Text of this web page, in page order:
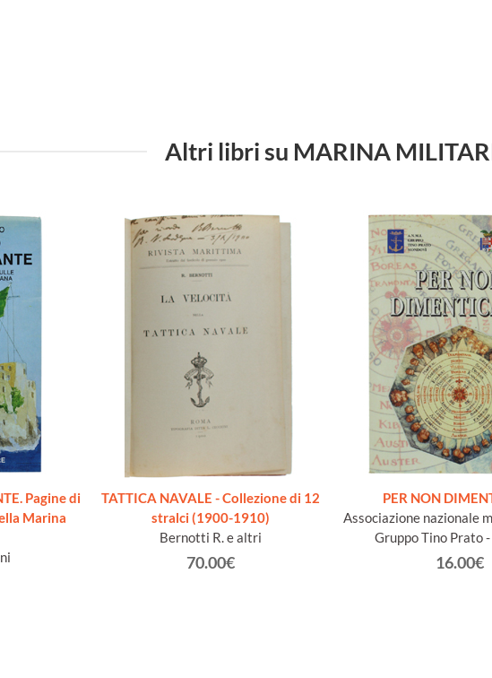
Altri libri su MARINA
Pagine di
Marina
TATTICA NAVALE - Collezione di 12
stralci (1900-1910)
Bernotti R. e altri
70.00€
PER NON
Associazione nazionale
Gruppo Tino Prato
16.00€